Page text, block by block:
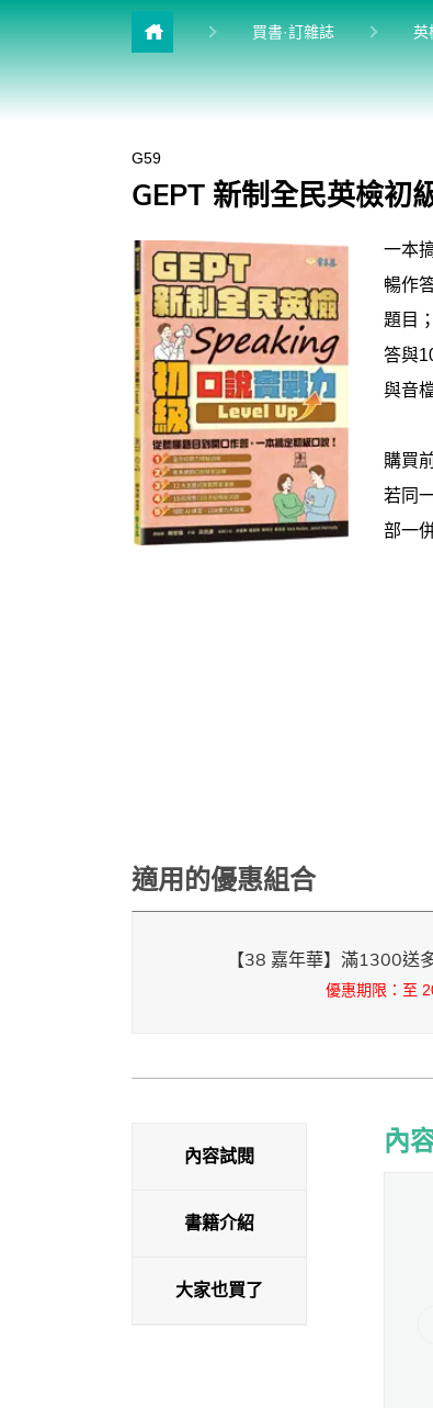
買書·訂雜誌 英
進
學
G59
GEPT 新制全民英檢初
一本
暢作
題目
答與
與音
購買
若同
部一
適用的優惠組合
【38 嘉年華】滿1300送
優惠期限：至
內容試閱
書籍介紹
大家也買了
內